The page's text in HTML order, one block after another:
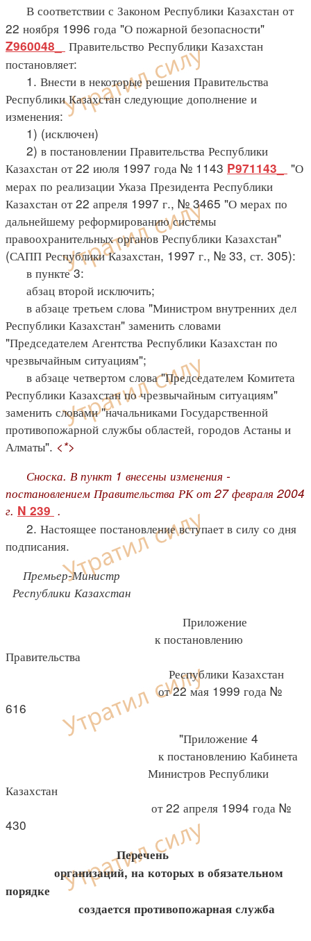
В соответствии с Законом Республики Казахстан от
22 ноября 1996 года "О пожарной безопасности"
Z960048_
Правительство Республики Казахстан
постановляет:
1. Внести в некоторые решения Правительства
Республики Казахстан следующие дополнение и
изменения:
1) (исключен)
2) в постановлении Правительства Республики
Казахстан от 22 июля 1997 года № 1143 P971143_
"О
мерах по реализации Указа Президента Республики
Казахстан от 22 апреля 1997 г., № 3465 "О мерах по
дальнейшему реформированию системы
правоохранительных органов Республики Казахстан"
(САПП Республики Казахстан, 1997 г., № 33, ст. 305):
в пункте 3:
абзац второй исключить;
в абзаце третьем слова "Министром внутренних дел
Республики Казахстан" заменить словами
"Председателем Агентства Республики Казахстан по
чрезвычайным ситуациям";
в абзаце четвертом слова "Председателем Комитета
Республики Казахстан по чрезвычайным ситуациям"
заменить словами "начальниками Государственной
противопожарной службы областей, городов Астаны и
Алматы". <*>
Сноска. В пункт 1 внесены изменения -
постановлением Правительства РК от 27 февраля 2004
г. N 239 .
2. Настоящее постановление вступает в силу со дня
подписания.
Премьер-Министр
Республики Казахстан
Приложение
к постановлению
Правительства
Республики Казахстан
от 22 мая 1999 года №
616
"Приложение 4
к постановлению Кабинета
Министров Республики
Казахстан
от 22 апреля 1994 года №
430
Перечень
организаций, на которых в обязательном
порядке
создается противопожарная служба